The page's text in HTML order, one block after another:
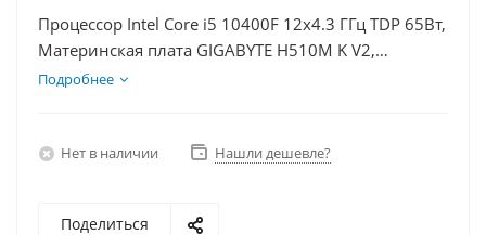
Процессор Intel Core i5 10400F 12x4.3 ГГц TDP 65Вт,
Материнская плата GIGABYTE H510M K V2,
Видеокарта RTX 4060 8Гб, Память DDR4 16Gb,
Подробнее
Нет в наличии Нашли дешевле?
Поделиться